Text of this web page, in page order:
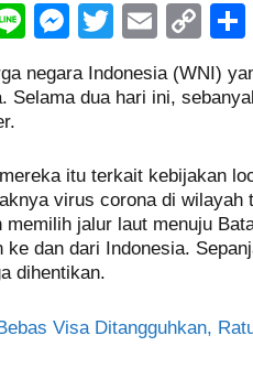
Li
e
M
e
ss
n
g
er
T
tt
E
m
ail
C
o
p
Li
n
k
negara Indonesia (WNI)
Selama dua hari ini,
itu terkait kebijakan
virus corona di
memilih jalur laut menuju
ke dan dari Indonesia.
dihentikan.
Visa Ditangguhkan,